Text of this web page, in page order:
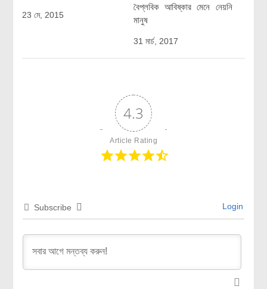
23 মে, 2015
বৈপ্লবিক আবিষ্কার মেনে নেয়নি
মানুষ
31 মার্চ, 2017
4.3
Article Rating
Subscribe Login